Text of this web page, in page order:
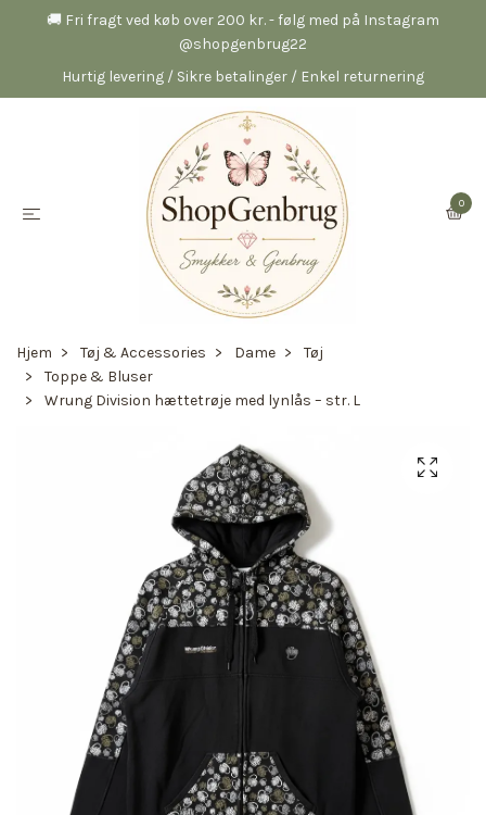
🚚 Fri fragt ved køb over 200 kr. - følg med på Instagram
@shopgenbrug22
Hurtig levering / Sikre betalinger / Enkel returnering
0
Hjem Tøj & Accessories Dame
Tøj
Toppe & Bluser
Wrung Division hættetrøje med lynlås – str. L